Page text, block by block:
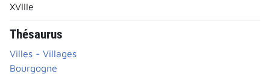
XVIIIe
Thésaurus
Villes - Villages
Bourgogne